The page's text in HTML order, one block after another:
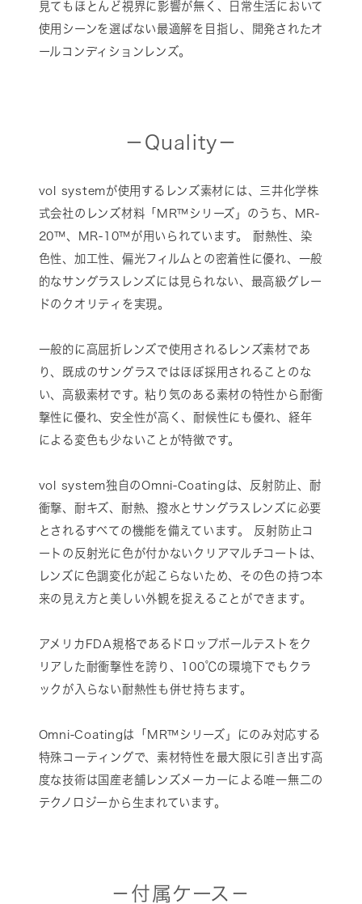
見てもほとんど視界に影響が無く、日常生活において
使用シーンを選ばない最適解を目指し、開発されたオ
ールコンディションレンズ。
－Quality－
vol systemが使用するレンズ素材には、三井化学株
式会社のレンズ材料「MR™シリーズ」のうち、MR-
20™、MR-10™が用いられています。 耐熱性、染
色性、加工性、偏光フィルムとの密着性に優れ、一般
的なサングラスレンズには見られない、最高級グレー
ドのクオリティを実現。
一般的に高屈折レンズで使用されるレンズ素材であ
り、既成のサングラスではほぼ採用されることのな
い、高級素材です。粘り気のある素材の特性から耐衝
撃性に優れ、安全性が高く、耐候性にも優れ、経年
による変色も少ないことが特徴です。
vol system独自のOmni-Coatingは、反射防止、耐
衝撃、耐キズ、耐熱、撥水とサングラスレンズに必要
とされるすべての機能を備えています。 反射防止コ
ートの反射光に色が付かないクリアマルチコートは、
レンズに色調変化が起こらないため、その色の持つ本
来の見え方と美しい外観を捉えることができます。
アメリカFDA規格であるドロップボールテストをク
リアした耐衝撃性を誇り、100℃の環境下でもクラ
ックが入らない耐熱性も併せ持ちます。
Omni-Coatingは「MR™シリーズ」にのみ対応する
特殊コーティングで、素材特性を最大限に引き出す高
度な技術は国産老舗レンズメーカーによる唯一無二の
テクノロジーから生まれています。
－付属ケース－